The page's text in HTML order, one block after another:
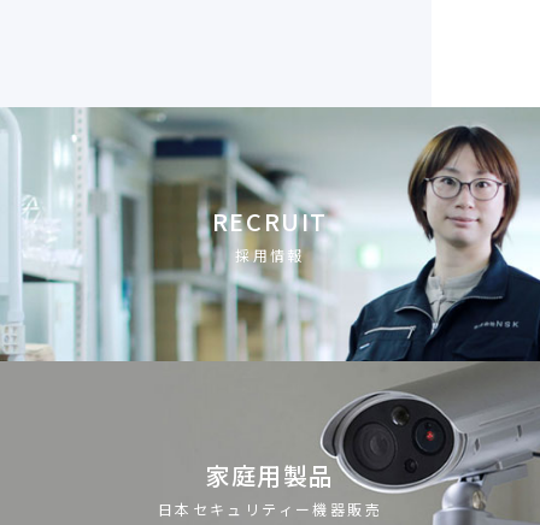
RECRUIT
採用情報
家庭用製品
日本セキュリティー機器販売